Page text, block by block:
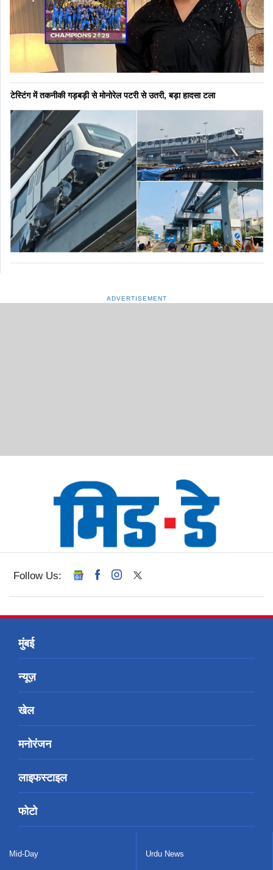
टेस्टिंग में तकनीकी गड़बड़ी से मोनोरेल पटरी से उतरी, बड़ा हादसा टला
ADVERTISEMENT
Follow Us:
मुंबई
न्यूज़
खेल
मनोरंजन
लाइफस्टाइल
फोटो
Mid-Day Urdu News